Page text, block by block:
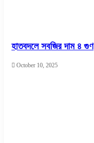
হাতবদলে সবজির দাম ৪ গুণ
October 10, 2025